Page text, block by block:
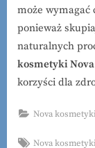
może wymagać
ponieważ
naturalnych
kosmetyki
korzyści dla
Nova
Tags:
Nova